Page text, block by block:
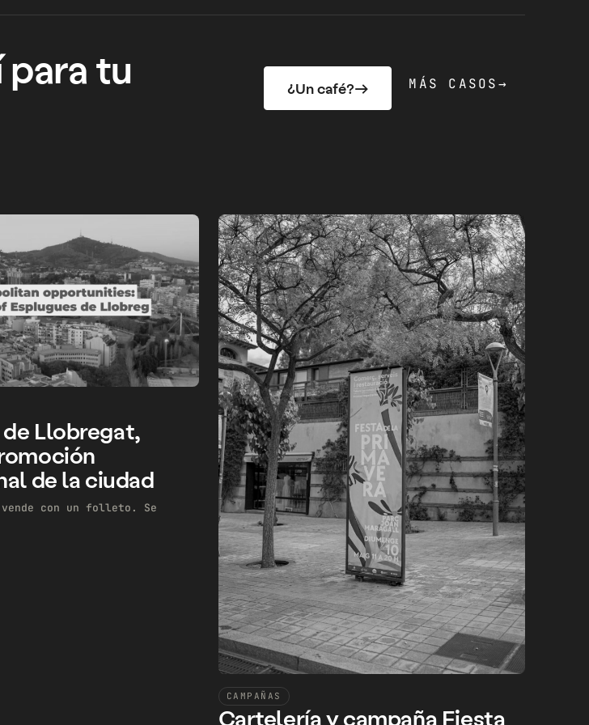
para tu
¿Un café?→ MÁS CASOS→
Llobregat,
de la ciudad
vende con un folleto. Se
CAMPAÑAS
Cartelería y campaña Fiesta